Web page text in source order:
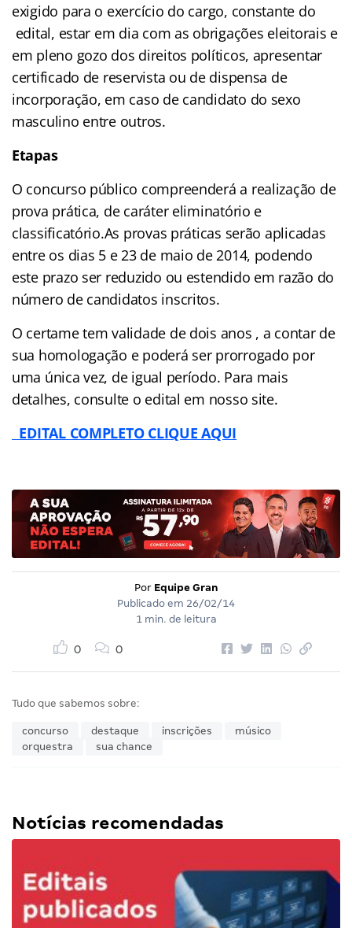
exigido para o exercício do cargo, constante do
edital, estar em dia com as obrigações eleitorais e
em pleno gozo dos direitos políticos, apresentar
certificado de reservista ou de dispensa de
incorporação, em caso de candidato do sexo
masculino entre outros.
Etapas
O concurso público compreenderá a realização de
prova prática, de caráter eliminatório e
classificatório.As provas práticas serão aplicadas
entre os dias 5 e 23 de maio de 2014, podendo
este prazo ser reduzido ou estendido em razão do
número de candidatos inscritos.
O certame tem validade de dois anos , a contar de
sua homologação e poderá ser prorrogado por
uma única vez, de igual período. Para mais
detalhes, consulte o edital em nosso site.
EDITAL COMPLETO CLIQUE AQUI
Por Equipe Gran
Publicado em 26/02/14
1 min. de leitura
0 0
Tudo que sabemos sobre:
concurso destaque inscrições
músico
orquestra
sua chance
Notícias recomendadas